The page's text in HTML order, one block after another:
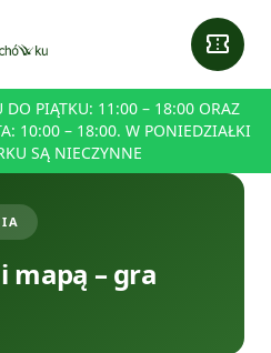
confirmation_number
DO PIĄTKU: 11:00 – 18:00 ORAZ
10:00 – 18:00. W PONIEDZIAŁKI
SĄ NIECZYNNE
mapą – gra